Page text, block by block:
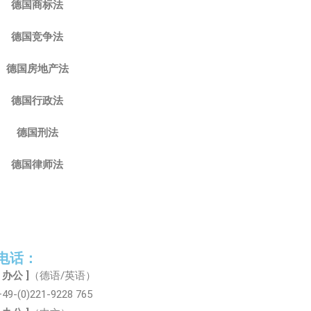
德国商标法
德国竞争法
德国房地产法
德国行政法
德国刑法
德国律师法
话：
公 ]
（德语/英语）
(0)221-9228 765